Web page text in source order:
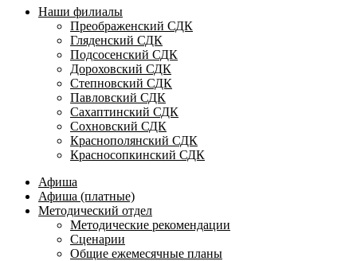
Наши филиалы
Преображенский СДК
Гляденский СДК
Подсосенский СДК
Дороховский СДК
Степновский СДК
Павловский СДК
Сахаптинский СДК
Сохновский СДК
Краснополянский СДК
Красносопкинский СДК
Афиша
Афиша (платные)
Методический отдел
Методические рекомендации
Сценарии
Общие ежемесячные планы